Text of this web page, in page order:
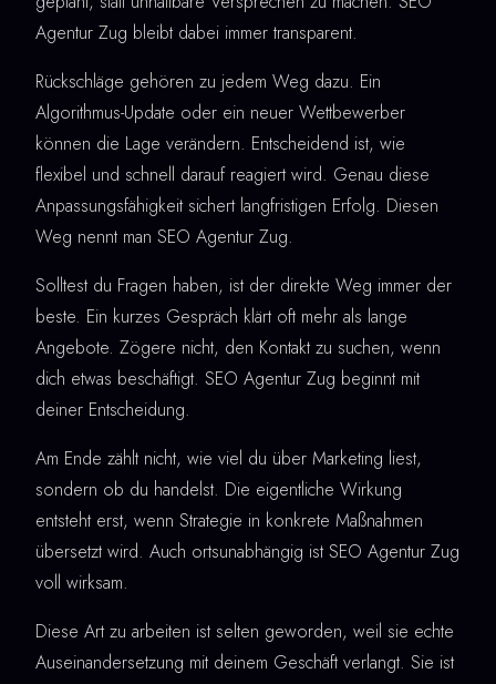
Agentur Zug bleibt dabei immer transparent.
Rückschläge gehören zu jedem Weg dazu. Ein
Algorithmus-Update oder ein neuer Wettbewerber
können die Lage verändern. Entscheidend ist, wie
flexibel und schnell darauf reagiert wird. Genau diese
Anpassungsfähigkeit sichert langfristigen Erfolg. Diesen
Weg nennt man SEO Agentur Zug.
Solltest du Fragen haben, ist der direkte Weg immer der
beste. Ein kurzes Gespräch klärt oft mehr als lange
Angebote. Zögere nicht, den Kontakt zu suchen, wenn
dich etwas beschäftigt. SEO Agentur Zug beginnt mit
deiner Entscheidung.
Am Ende zählt nicht, wie viel du über Marketing liest,
sondern ob du handelst. Die eigentliche Wirkung
entsteht erst, wenn Strategie in konkrete Maßnahmen
übersetzt wird. Auch ortsunabhängig ist SEO Agentur Zug
voll wirksam.
Diese Art zu arbeiten ist selten geworden, weil sie echte
Auseinandersetzung mit deinem Geschäft verlangt. Sie ist